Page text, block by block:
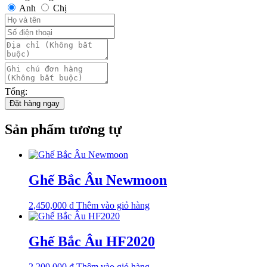
Anh
Chị
Tổng:
Đặt hàng ngay
Sản phẩm tương tự
Ghế Bắc Âu Newmoon
2,450,000 ₫ Thêm vào giỏ hàng
Ghế Bắc Âu HF2020